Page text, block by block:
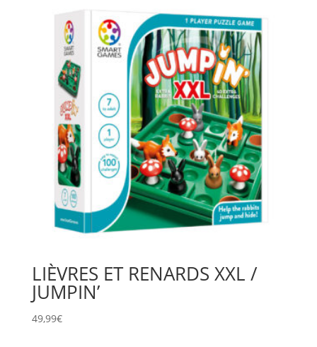
LIÈVRES ET RENARDS XXL /
JUMPIN’
49,99€